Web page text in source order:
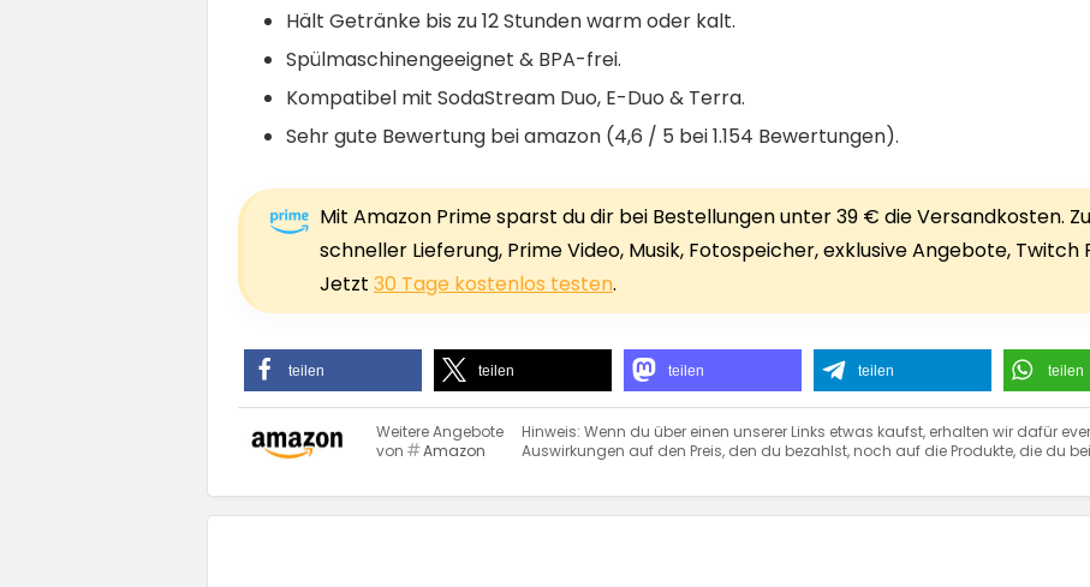
Hält Getränke bis zu 12 Stunden warm oder kalt.
Spülmaschinengeeignet & BPA-frei.
Kompatibel mit SodaStream Duo, E-Duo & Terra.
Sehr gute Bewertung bei amazon (4,6 / 5 bei 1.154 Bewertungen).
Mit Amazon Prime sparst du dir bei Bestellungen unter 39 € die Versandkosten.
schneller Lieferung, Prime Video, Musik, Fotospeicher, exklusive Angebote, Twitch
Jetzt 30 Tage kostenlos testen.
teilen teilen teilen teilen teilen
Weitere Angebote
von
Amazon
Hinweis: Wenn du über einen unserer Links etwas kaufst, erhalten wir dafür
Auswirkungen auf den Preis, den du bezahlst, noch auf die Produkte, die du